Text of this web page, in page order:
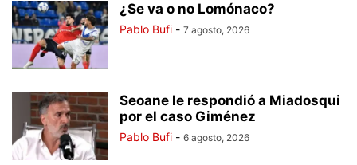
¿Se va o no Lomónaco?
Pablo Bufi - 7 agosto, 2026
Seoane le respondió a Miadosqui
por el caso Giménez
Pablo Bufi - 6 agosto, 2026